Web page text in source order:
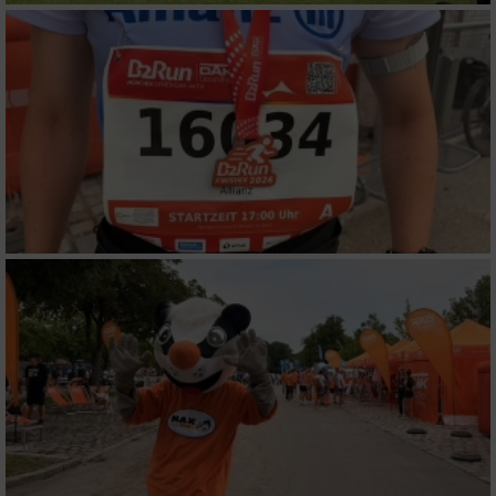
Verwendung reduzierter Daten zur Auswahl
von Werbeanzeigen
Erstellung von Profilen für personalisierte
Verwendung von Profilen zur Auswahl
personalisierter Werbung
Erstellung von Profilen zur Personalisierung
von Inhalten
Verwendung von Profilen zur Auswahl
personalisierter Inhalte
Messung der Werbeleistung
Messung der Performance von Inhalten